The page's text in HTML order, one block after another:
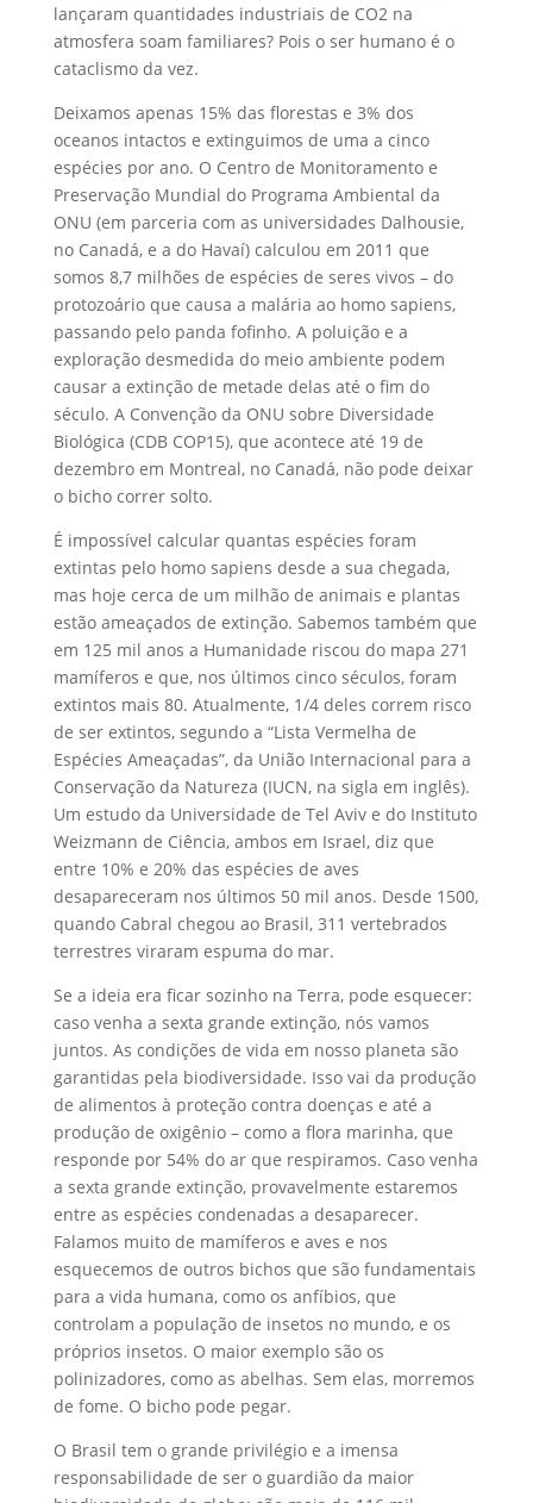
lançaram quantidades industriais de CO2 na
atmosfera soam familiares? Pois o ser humano é o
cataclismo da vez.
Deixamos apenas 15% das florestas e 3% dos
oceanos intactos e extinguimos de uma a cinco
espécies por ano. O Centro de Monitoramento e
Preservação Mundial do Programa Ambiental da
ONU (em parceria com as universidades Dalhousie,
no Canadá, e a do Havaí) calculou em 2011 que
somos 8,7 milhões de espécies de seres vivos – do
protozoário que causa a malária ao homo sapiens,
passando pelo panda fofinho. A poluição e a
exploração desmedida do meio ambiente podem
causar a extinção de metade delas até o fim do
século. A Convenção da ONU sobre Diversidade
Biológica (CDB COP15), que acontece até 19 de
dezembro em Montreal, no Canadá, não pode deixar
o bicho correr solto.
É impossível calcular quantas espécies foram
extintas pelo homo sapiens desde a sua chegada,
mas hoje cerca de um milhão de animais e plantas
estão ameaçados de extinção. Sabemos também que
em 125 mil anos a Humanidade riscou do mapa 271
mamíferos e que, nos últimos cinco séculos, foram
extintos mais 80. Atualmente, 1/4 deles correm risco
de ser extintos, segundo a “Lista Vermelha de
Espécies Ameaçadas”, da União Internacional para a
Conservação da Natureza (IUCN, na sigla em inglês).
Um estudo da Universidade de Tel Aviv e do Instituto
Weizmann de Ciência, ambos em Israel, diz que
entre 10% e 20% das espécies de aves
desapareceram nos últimos 50 mil anos. Desde 1500,
quando Cabral chegou ao Brasil, 311 vertebrados
terrestres viraram espuma do mar.
Se a ideia era ficar sozinho na Terra, pode esquecer:
caso venha a sexta grande extinção, nós vamos
juntos. As condições de vida em nosso planeta são
garantidas pela biodiversidade. Isso vai da produção
de alimentos à proteção contra doenças e até a
produção de oxigênio – como a flora marinha, que
responde por 54% do ar que respiramos. Caso venha
a sexta grande extinção, provavelmente estaremos
entre as espécies condenadas a desaparecer.
Falamos muito de mamíferos e aves e nos
esquecemos de outros bichos que são fundamentais
para a vida humana, como os anfíbios, que
controlam a população de insetos no mundo, e os
próprios insetos. O maior exemplo são os
polinizadores, como as abelhas. Sem elas, morremos
de fome. O bicho pode pegar.
O Brasil tem o grande privilégio e a imensa
responsabilidade de ser o guardião da maior